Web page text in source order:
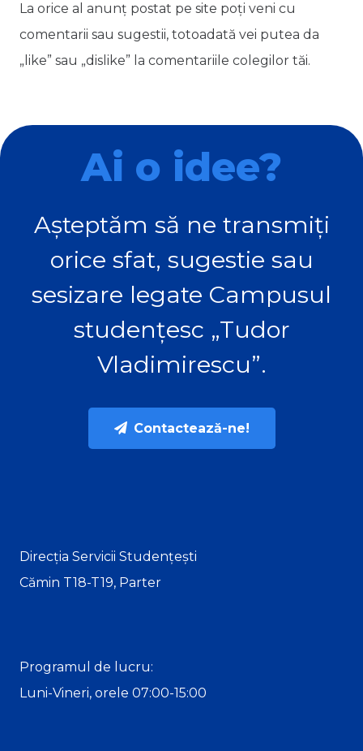
La orice al anunț postat pe site poți veni cu
comentarii sau sugestii, totoadată vei putea da
„like” sau „dislike” la comentariile colegilor tăi.
Ai o idee?
Așteptăm să ne transmiți
orice sfat, sugestie sau
sesizare legate Campusul
studențesc „Tudor
Vladimirescu”.
Contactează-ne!
Direcția Servicii Studențești
Cămin T18-T19, Parter
Programul de lucru:
Luni-Vineri, orele 07:00-15:00